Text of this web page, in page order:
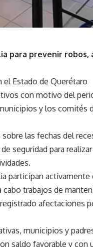
para prevenir robos,
el Estado de Querétaro
con motivo del
y los comités
las fechas del
seguridad para realizar
participan activamente
cabo trabajos de
afectaciones
municipios y
saldo favorable y con